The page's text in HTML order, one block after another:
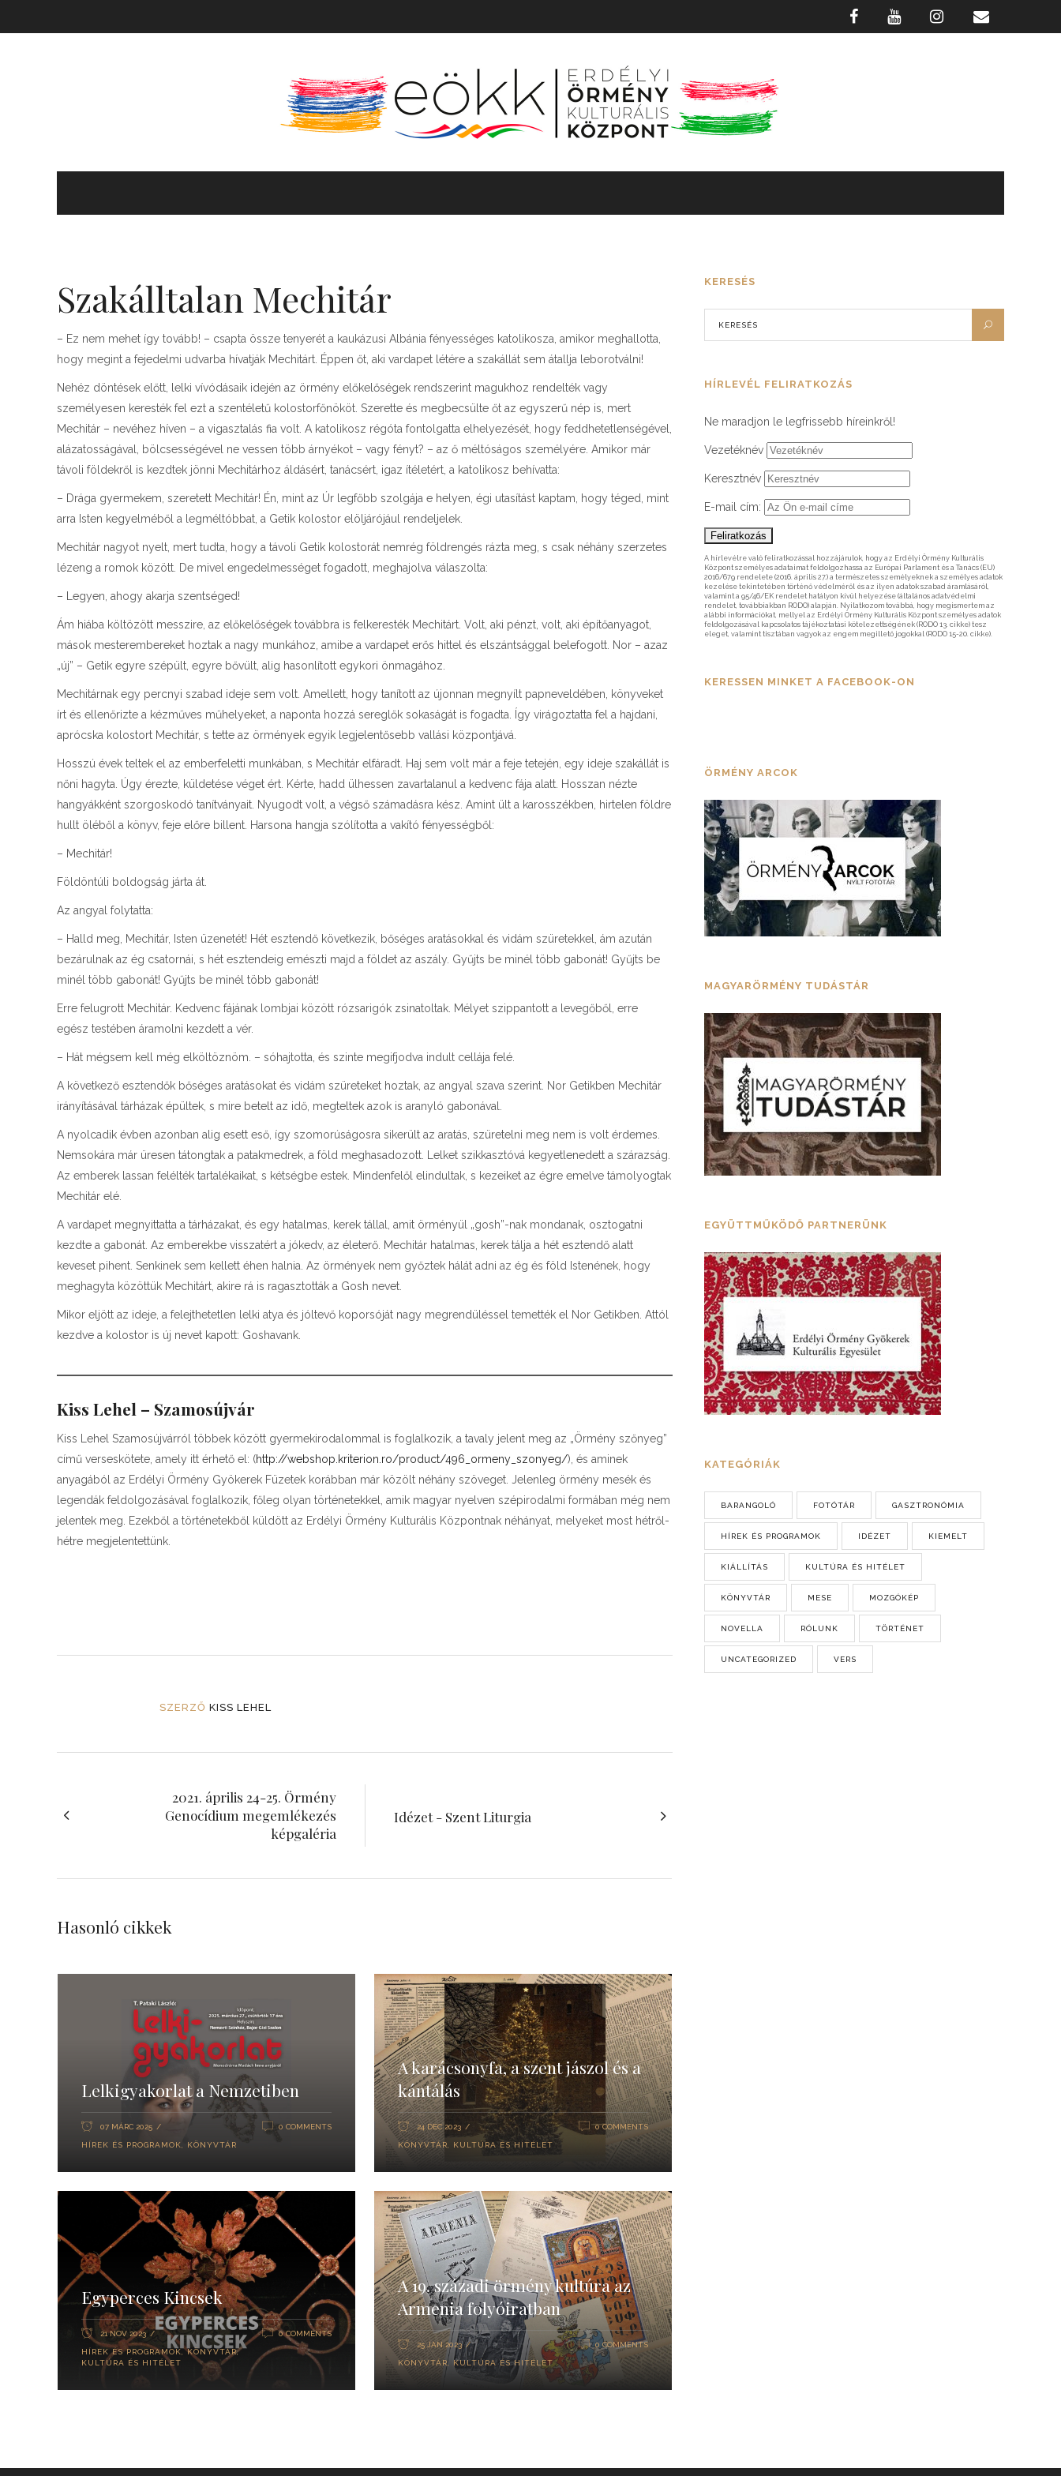
Szakálltalan Mechitár
– Ez nem mehet így tovább! – csapta össze tenyerét a kaukázusi Albánia fényességes katolikosza, amikor meghallotta,
hogy megint a fejedelmi udvarba hívatják Mechitárt. Éppen őt, aki vardapet létére a szakállát sem átallja leborotválni!
Nehéz döntések előtt, lelki vívódásaik idején az örmény előkelőségek rendszerint magukhoz rendelték vagy
személyesen keresték fel ezt a szentéletű kolostorfőnököt. Szerette és megbecsülte őt az egyszerű nép is, mert
Mechitár – nevéhez híven – a vigasztalás fia volt. A katolikosz régóta fontolgatta elhelyezését, hogy feddhetetlenségével,
alázatosságával, bölcsességével ne vessen több árnyékot – vagy fényt? – az ő méltóságos személyére. Amikor már
távoli földekről is kezdtek jönni Mechitárhoz áldásért, tanácsért, igaz ítéletért, a katolikosz behívatta:
– Drága gyermekem, szeretett Mechitár! Én, mint az Úr legfőbb szolgája e helyen, égi utasítást kaptam, hogy téged, mint
arra Isten kegyelméből a legméltóbbat, a Getik kolostor elöljárójául rendeljelek.
Mechitár nagyot nyelt, mert tudta, hogy a távoli Getik kolostorát nemrég földrengés rázta meg, s csak néhány szerzetes
lézeng a romok között. De mivel engedelmességet fogadott, meghajolva válaszolta:
– Legyen, ahogy akarja szentséged!
Ám hiába költözött messzire, az előkelőségek továbbra is felkeresték Mechitárt. Volt, aki pénzt, volt, aki építőanyagot,
mások mesterembereket hoztak a nagy munkához, amibe a vardapet erős hittel és elszántsággal belefogott. Nor – azaz
„új” – Getik egyre szépült, egyre bővült, alig hasonlított egykori önmagához.
Mechitárnak egy percnyi szabad ideje sem volt. Amellett, hogy tanított az újonnan megnyílt papneveldében, könyveket
írt és ellenőrizte a kézműves műhelyeket, a naponta hozzá sereglők sokaságát is fogadta. Így virágoztatta fel a hajdani,
aprócska kolostort Mechitár, s tette az örmények egyik legjelentősebb vallási központjává.
Hosszú évek teltek el az emberfeletti munkában, s Mechitár elfáradt. Haj sem volt már a feje tetején, egy ideje szakállát is
nőni hagyta. Úgy érezte, küldetése véget ért. Kérte, hadd ülhessen zavartalanul a kedvenc fája alatt. Hosszan nézte
hangyákként szorgoskodó tanítványait. Nyugodt volt, a végső számadásra kész. Amint ült a karosszékben, hirtelen földre
hullt öléből a könyv, feje előre billent. Harsona hangja szólította a vakító fényességből:
– Mechitár!
Földöntúli boldogság járta át.
Az angyal folytatta:
– Halld meg, Mechitár, Isten üzenetét! Hét esztendő következik, bőséges aratásokkal és vidám szüretekkel, ám azután
bezárulnak az ég csatornái, s hét esztendeig emészti majd a földet az aszály. Gyűjts be minél több gabonát! Gyűjts be
minél több gabonát! Gyűjts be minél több gabonát!
Erre felugrott Mechitár. Kedvenc fájának lombjai között rózsarigók zsinatoltak. Mélyet szippantott a levegőből, erre
egész testében áramolni kezdett a vér.
– Hát mégsem kell még elköltöznöm. – sóhajtotta, és szinte megifjodva indult cellája felé.
A következő esztendők bőséges aratásokat és vidám szüreteket hoztak, az angyal szava szerint. Nor Getikben Mechitár
irányításával tárházak épültek, s mire betelt az idő, megteltek azok is aranyló gabonával.
A nyolcadik évben azonban alig esett eső, így szomorúságosra sikerült az aratás, szüretelni meg nem is volt érdemes.
Nemsokára már üresen tátongtak a patakmedrek, a föld meghasadozott. Lelket szikkasztóvá kegyetlenedett a szárazság.
Az emberek lassan felélték tartalékaikat, s kétségbe estek. Mindenfelől elindultak, s kezeiket az égre emelve támolyogtak
Mechitár elé.
A vardapet megnyittatta a tárházakat, és egy hatalmas, kerek tállal, amit örményül „gosh”-nak mondanak, osztogatni
kezdte a gabonát. Az emberekbe visszatért a jókedv, az életerő. Mechitár hatalmas, kerek tálja a hét esztendő alatt
keveset pihent. Senkinek sem kellett éhen halnia. Az örmények nem győztek hálát adni az ég és föld Istenének, hogy
meghagyta közöttük Mechitárt, akire rá is ragasztották a Gosh nevet.
Mikor eljött az ideje, a felejthetetlen lelki atya és jóltevő koporsóját nagy megrendüléssel temették el Nor Getikben. Attól
kezdve a kolostor is új nevet kapott: Goshavank.
Kiss Lehel – Szamosújvár
Kiss Lehel Szamosújvárról többek között gyermekirodalommal is foglalkozik, a tavaly jelent meg az „Örmény szőnyeg”
című verseskötete, amely itt érhető el: (http://webshop.kriterion.ro/product/496_ormeny_szonyeg/), és aminek
anyagából az Erdélyi Örmény Gyökerek Füzetek korábban már közölt néhány szöveget. Jelenleg örmény mesék és
legendák feldolgozásával foglalkozik, főleg olyan történetekkel, amik magyar nyelven szépirodalmi formában még nem
jelentek meg. Ezekből a történetekből küldött az Erdélyi Örmény Kulturális Központnak néhányat, melyeket most hétről-
hétre megjelentettünk.
SZERZŐ KISS LEHEL
2021. április 24-25. Örmény
Genocídium megemlékezés
képgaléria
Idézet - Szent Liturgia
Hasonló cikkek
Lelkigyakorlat a Nemzetiben
07 MÁRC 2025
HÍREK ÉS PROGRAMOK, KÖNYVTÁR
0 COMMENTS
A karácsonyfa, a szent jászol és a
kántálás
24 DEC 2023
KÖNYVTÁR, KULTÚRA ÉS HITÉLET
0 COMMENTS
Egyperces Kincsek
21 NOV 2023
HÍREK ÉS PROGRAMOK,KÖNYVTÁR,
KULTÚRA ÉS HITÉLET
0 COMMENTS
A 19. századi örmény kultúra az
Armenia folyóiratban
25 JAN 2023
KÖNYVTÁR, KULTÚRA ÉS HITÉLET
0 COMMENTS
KERESÉS
HÍRLEVÉL FELIRATKOZÁS
Ne maradjon le legfrissebb híreinkről!
Vezetéknév
Keresztnév
E-mail cím:
A hírlevélre való feliratkozással hozzájárulok, hogy az Erdélyi Örmény Kulturális
Központ személyes adataimat feldolgozhassa az Európai Parlament és a Tanács (EU)
2016/679 rendelete (2016. április 27.) a természetes személyeknek a személyes adatok
kezelése tekintetében történő védelméről és az ilyen adatok szabad áramlásáról,
valamint a 95/46/EK rendelet hatályon kívül helyezése (általános adatvédelmi
rendelet, továbbiakban RODO) alapján. Nyilatkozom továbbá, hogy megismertem az
alábbi információkat, mellyel az Erdélyi Örmény Kulturális Központ személyes adatok
feldolgozásával kapcsolatos tájékoztatási kötelezettségének (RODO 13. cikke) tesz
eleget, valamint tisztában vagyok az engem megillető jogokkal (RODO 15-20. cikke).
KERESSEN MINKET A FACEBOOK-ON
ÖRMÉNY ARCOK
MAGYARÖRMÉNY TUDÁSTÁR
EGYÜTTMŰKÖDŐ PARTNERÜNK
KATEGÓRIÁK
BARANGOLÓ FOTÓTÁR GASZTRONÓMIA
HÍREK ÉS PROGRAMOK IDÉZET KIEMELT
KIÁLLÍTÁS KULTÚRA ÉS HITÉLET
KÖNYVTÁR MESE MOZGÓKÉP
NOVELLA RÓLUNK TÖRTÉNET
UNCATEGORIZED VERS